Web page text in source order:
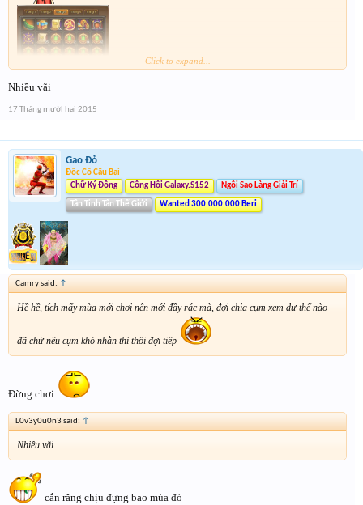
Click to expand...
Nhiều vãi
17 Tháng mười hai 2015
Gao Đỏ
Độc Cô Cầu Bại
Chữ Ký Động
Công Hội Galaxy.S152 Ngôi Sao Làng Giải Trí
Tân Tinh Tân Thế Giới Wanted 300.000.000 Beri
Camry said: ↑
Hề hề, tích mấy mùa mới chơi nên mới đầy rác mà, đợi chia cụm xem dư thế nào
đã chứ nếu cụm khó nhằn thì thôi đợi tiếp
Đừng chơi
L0v3y0u0n3 said: ↑
Nhiều vãi
cắn răng chịu đựng bao mùa đó